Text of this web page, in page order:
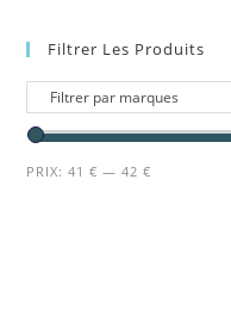
Filtrer Les Produits
PRIX:41 € —42 €